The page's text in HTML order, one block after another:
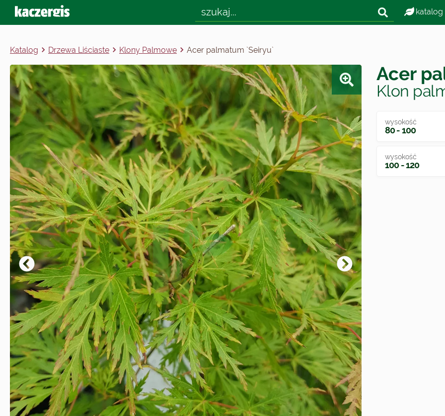
katalog
Katalog Drzewa Liściaste Klony Palmowe Acer palmatum `Seiryu`
Acer
Klon
wysokość
80 - 100
wysokość
100 - 120